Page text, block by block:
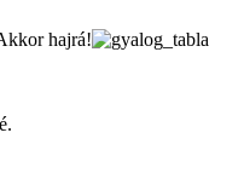
hajrá!